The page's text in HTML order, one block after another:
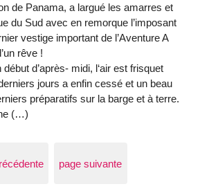
de Panama, a largué les amarres et
du Sud avec en remorque l’imposant
vestige important de l’Aventure A
rêve !
d’après- midi, l‘air est frisquet
jours a enfin cessé et un beau
préparatifs sur la barge et à terre.
(…)
page suivante